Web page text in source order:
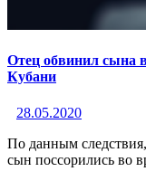
Отец обвинил сына
Кубани
28.05.2020
По данным
сын поссорились во